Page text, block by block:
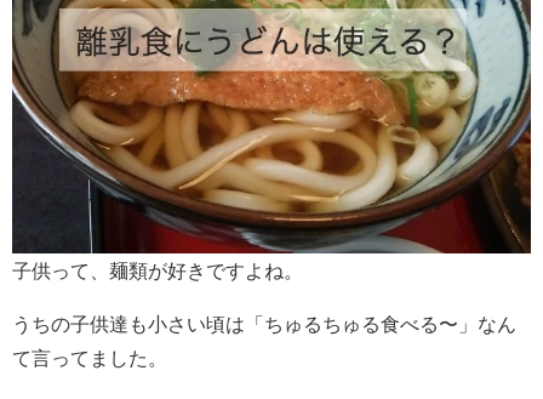
子供って、麺類が好きですよね。
うちの子供達も小さい頃は「ちゅるちゅる食べる〜」なん
て言ってました。